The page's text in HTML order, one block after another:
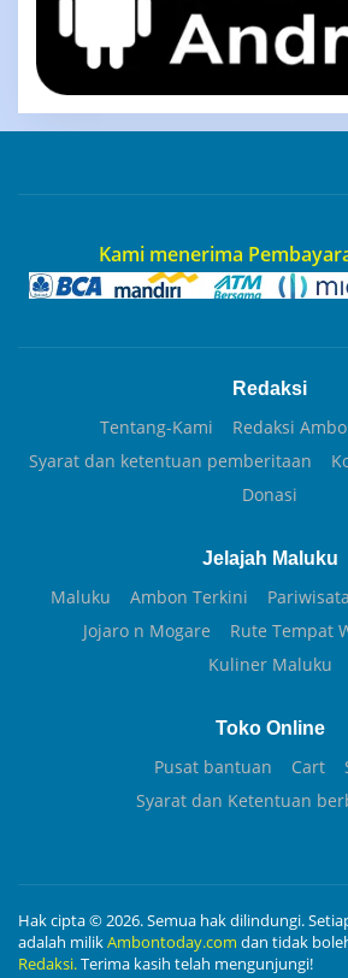
Kami menerima
Redaksi
Tentang-Kami
Redaksi
Syarat dan ketentuan pemberitaan
Donasi
Jelajah Maluku
Maluku Ambon Terkini Pariwisata
Jojaro n Mogare
Rute Tempat
Kuliner Maluku
Toko Online
Pusat bantuan Cart
Syarat dan Ketentuan
Hak cipta © 2026. Semua hak dilindungi.
adalah milikAmbontoday.com dan tidak
Redaksi.Terima kasih telah mengunjungi!